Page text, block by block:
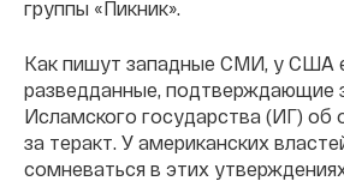
группы «Пикник».
Как пишут западные СМИ, у США
разведданные, подтверждающие
Исламского государства (ИГ) об
за теракт. У американских
сомневаться в этих